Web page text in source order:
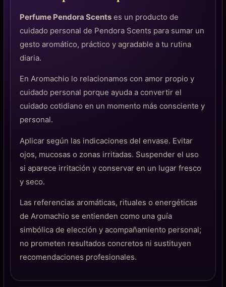
Perfume Pendora Scents es un producto de
cuidado personal de Pendora Scents para sumar un
gesto aromático, práctico y agradable a tu rutina
diaria.
En Aromachio lo relacionamos con amor propio y
cuidado personal porque ayuda a convertir el
cuidado cotidiano en un momento más consciente y
personal.
Aplicar según las indicaciones del envase. Evitar
ojos, mucosas o zonas irritadas. Suspender el uso
si aparece irritación y conservar en un lugar fresco
y seco.
Las referencias aromáticas, rituales o energéticas
de Aromachio se entienden como una guía
simbólica de elección y acompañamiento personal;
no prometen resultados concretos ni sustituyen
recomendaciones profesionales.